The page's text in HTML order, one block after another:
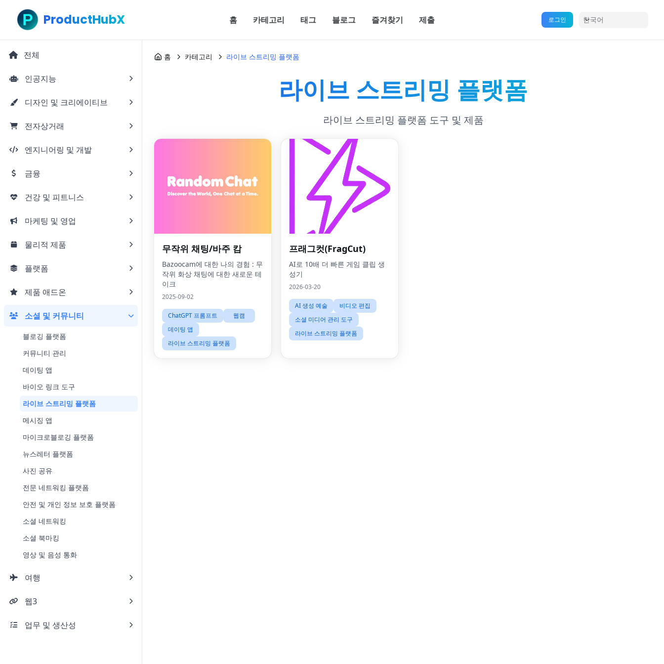
ProductHubX 홈 카테고리 태그 블로그 즐겨찾기 제출 로그인 한국어
전체
인공지능
디자인 및 크리에이티브
전자상거래
엔지니어링 및 개발
금융
건강 및 피트니스
마케팅 및 영업
물리적 제품
플랫폼
제품 애드온
소셜 및 커뮤니티
블로깅 플랫폼
커뮤니티 관리
데이팅 앱
바이오 링크 도구
라이브 스트리밍 플랫폼
메시징 앱
마이크로블로깅 플랫폼
뉴스레터 플랫폼
사진 공유
전문 네트워킹 플랫폼
안전 및 개인 정보 보호 플랫폼
소셜 네트워킹
소셜 북마킹
영상 및 음성 통화
여행
웹3
업무 및 생산성
홈 카테고리 라이브 스트리밍 플랫폼
라이브 스트리밍 플랫폼
라이브 스트리밍 플랫폼 도구 및 제품
무작위 채팅/바주 캄
Bazoocam에 대한 나의 경험 : 무
작위 화상 채팅에 대한 새로운 테
이크
2025-09-02
ChatGPT 프롬프트
웹캠
데이팅 앱
라이브 스트리밍 플랫폼
프래그컷(FragCut)
AI로 10배 더 빠른 게임 클립 생
성기
2026-03-20
AI 생성 예술
비디오 편집
소셜 미디어 관리 도구
라이브 스트리밍 플랫폼